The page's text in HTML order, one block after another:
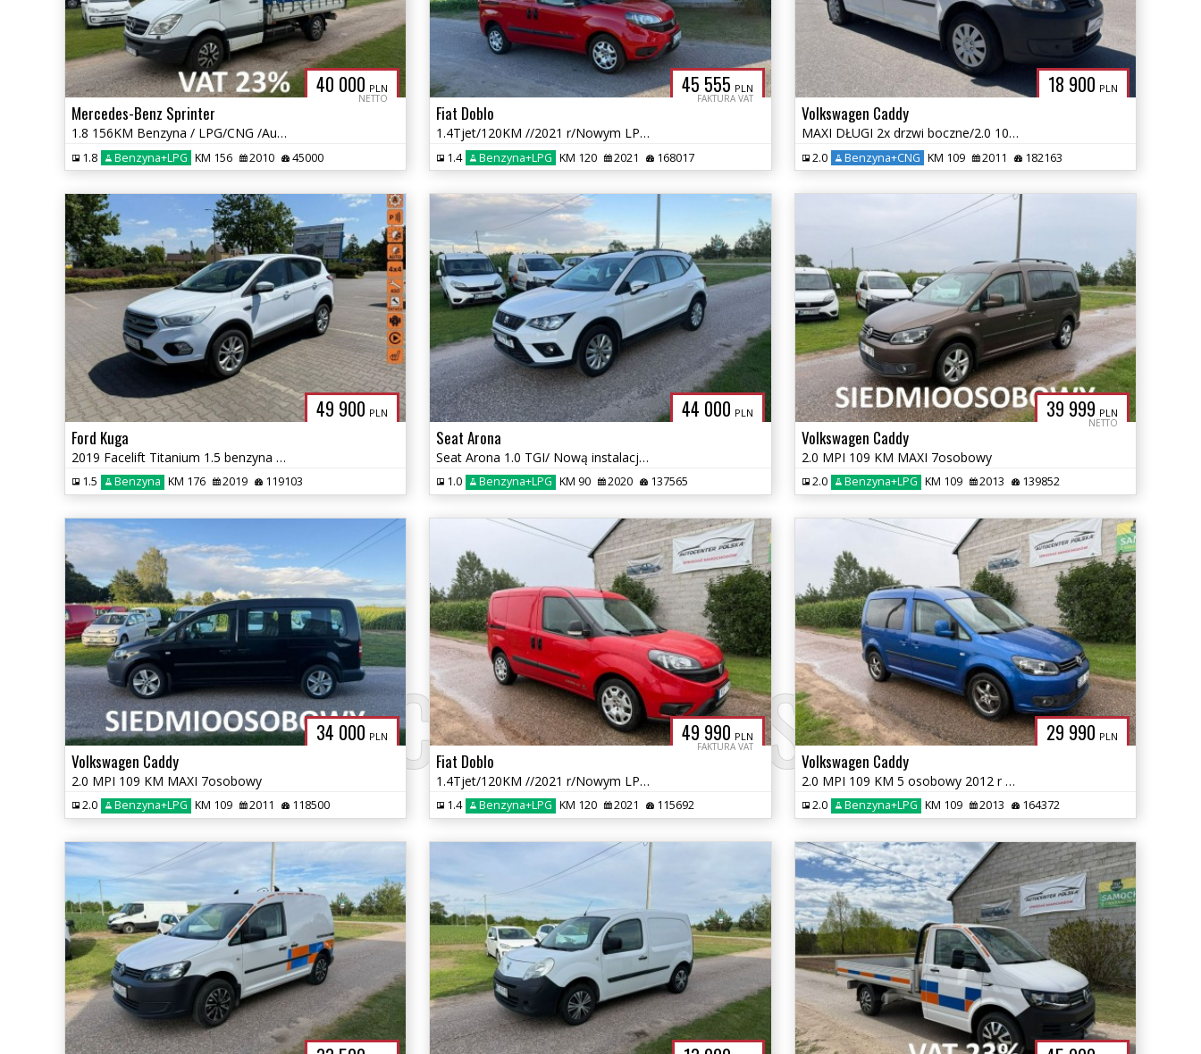
40 000 PLN
NETTO
Mercedes-Benz Sprinter
1.8 156KM Benzyna / LPG/CNG /Automat/ Winda/ przebieg 45 tys km/
1.8 Benzyna+LPG KM 156 2010 45000
45 555 PLN
FAKTURA VAT
Fiat Doblo
1.4Tjet/120KM //2021 r/Nowym LPG /przebieg 168 tys km
1.4 Benzyna+LPG KM 120 2021 168017
18 900 PLN
Volkswagen Caddy
MAXI DŁUGI 2x drzwi boczne/2.0 109KM MPI EcoFuel/2011r
2.0 Benzyna+CNG KM 109 2011 182163
49 900 PLN
Ford Kuga
2019 Facelift Titanium 1.5 benzyna 176KM AWD 4x4 Automat
1.5 Benzyna KM 176 2019 119103
44 000 PLN
Seat Arona
Seat Arona 1.0 TGI/ Nową instalacją LPG/2020r/czujniki przód tył
1.0 Benzyna+LPG KM 90 2020 137565
39 999 PLN
NETTO
Volkswagen Caddy
2.0 MPI 109 KM MAXI 7osobowy
2.0 Benzyna+LPG KM 109 2013 139852
34 000 PLN
Volkswagen Caddy
2.0 MPI 109 KM MAXI 7osobowy
2.0 Benzyna+LPG KM 109 2011 118500
49 990 PLN
FAKTURA VAT
Fiat Doblo
1.4Tjet/120KM //2021 r/Nowym LPG /przebieg 115 tys km
1.4 Benzyna+LPG KM 120 2021 115692
29 990 PLN
Volkswagen Caddy
2.0 MPI 109 KM 5 osobowy 2012 r Nowa instalacja LPG
2.0 Benzyna+LPG KM 109 2013 164372
AUTOCENTERPOLSKA.PL